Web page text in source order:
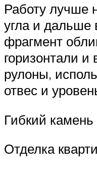
Работу лучше
угла и дальше
фрагмент
горизонтали и
рулоны,
отвес и
Гибкий
Отделка